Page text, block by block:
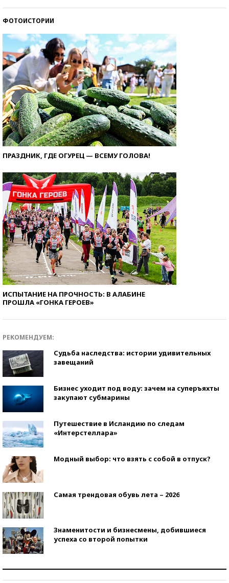
ФОТОИСТОРИИ
ПРАЗДНИК, ГДЕ ОГУРЕЦ — ВСЕМУ ГОЛОВА!
ИСПЫТАНИЕ НА ПРОЧНОСТЬ: В АЛАБИНЕ
ПРОШЛА «ГОНКА ГЕРОЕВ»
РЕКОМЕНДУЕМ:
Судьба наследства: истории удивительных
завещаний
Бизнес уходит под воду: зачем на суперъяхты
закупают субмарины
Путешествие в Исландию по следам
«Интерстеллара»
Модный выбор: что взять с собой в отпуск?
Самая трендовая обувь лета – 2026
Знаменитости и бизнесмены, добившиеся
успеха со второй попытки